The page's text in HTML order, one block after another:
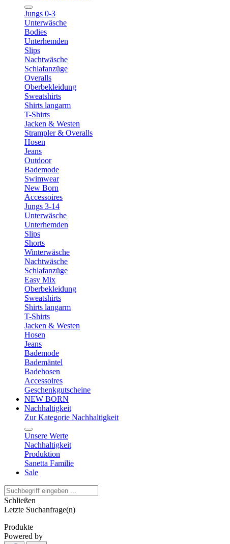
Jungs 0-3
Unterwäsche
Bodies
Unterhemden
Slips
Nachtwäsche
Schlafanzüge
Overalls
Oberbekleidung
Sweatshirts
Shirts langarm
T-Shirts
Jacken & Westen
Strampler & Overalls
Hosen
Jeans
Outdoor
Bademode
Swimwear
New Born
Accessoires
Jungs 3-14
Unterwäsche
Unterhemden
Slips
Shorts
Winterwäsche
Nachtwäsche
Schlafanzüge
Easy Mix
Oberbekleidung
Sweatshirts
Shirts langarm
T-Shirts
Jacken & Westen
Hosen
Jeans
Bademode
Bademäntel
Badehosen
Accessoires
Geschenkgutscheine
NEW BORN
Nachhaltigkeit
Zur Kategorie Nachhaltigkeit
Unsere Werte
Nachhaltigkeit
Produktion
Sanetta Familie
Sale
Schließen
Letzte Suchanfrage(n)
Produkte
Powered by